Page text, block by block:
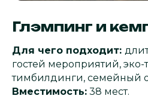
Глэмпинг и
Для чего подходит:
гостей мероприятий, эко-
тимбилдинги, семейный
Вместимость: 38 мест.